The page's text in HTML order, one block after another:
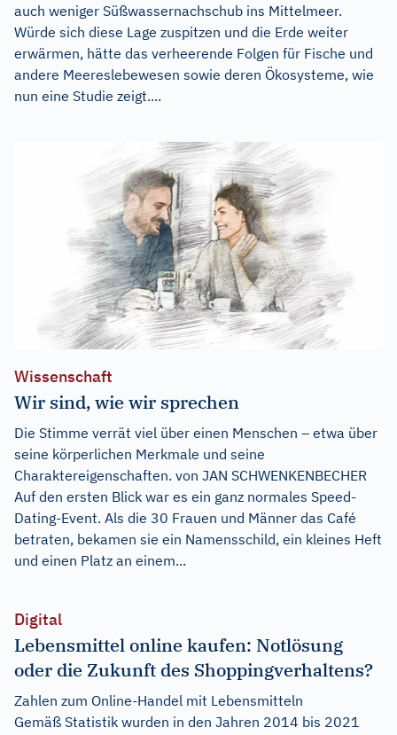
auch weniger Süßwassernachschub ins Mittelmeer.
Würde sich diese Lage zuspitzen und die Erde weiter
erwärmen, hätte das verheerende Folgen für Fische und
andere Meereslebewesen sowie deren Ökosysteme, wie
nun eine Studie zeigt....
Wissenschaft
Wir sind, wie wir sprechen
Die Stimme verrät viel über einen Menschen – etwa über
seine körperlichen Merkmale und seine
Charaktereigenschaften. von JAN SCHWENKENBECHER
Auf den ersten Blick war es ein ganz normales Speed-
Dating-Event. Als die 30 Frauen und Männer das Café
betraten, bekamen sie ein Namensschild, ein kleines Heft
und einen Platz an einem...
Digital
Lebensmittel online kaufen: Notlösung
oder die Zukunft des Shoppingverhaltens?
Zahlen zum Online-Handel mit Lebensmitteln
Gemäß Statistik wurden in den Jahren 2014 bis 2021